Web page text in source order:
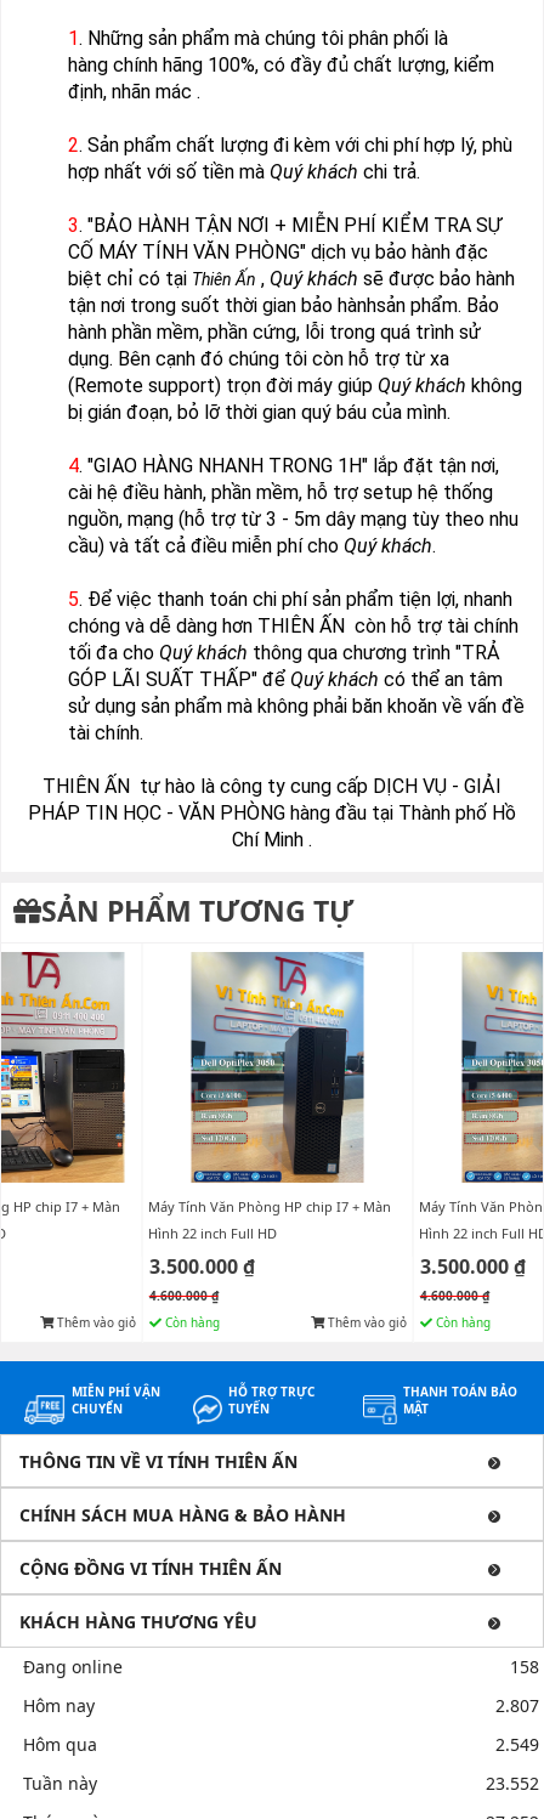
1. Những sản phẩm mà chúng tôi phân phối là
hàng chính hãng 100%, có đầy đủ chất lượng, kiểm
định, nhãn mác .
2. Sản phẩm chất lượng đi kèm với chi phí hợp lý, phù
hợp nhất với số tiền mà Quý khách chi trả.
3. "BẢO HÀNH TẬN NƠI + MIỄN PHÍ KIỂM TRA SỰ
CỐ MÁY TÍNH VĂN PHÒNG" dịch vụ bảo hành đặc
biệt chỉ có tại Thiên Ấn , Quý khách sẽ được bảo hành
tận nơi trong suốt thời gian bảo hànhsản phẩm. Bảo
hành phần mềm, phần cứng, lỗi trong quá trình sử
dụng. Bên cạnh đó chúng tôi còn hỗ trợ từ xa
(Remote support) trọn đời máy giúp Quý khách không
bị gián đoạn, bỏ lỡ thời gian quý báu của mình.
4. "GIAO HÀNG NHANH TRONG 1H" lắp đặt tận nơi,
cài hệ điều hành, phần mềm, hỗ trợ setup hệ thống
nguồn, mạng (hỗ trợ từ 3 - 5m dây mạng tùy theo nhu
cầu) và tất cả điều miễn phí cho Quý khách.
5. Để việc thanh toán chi phí sản phẩm tiện lợi, nhanh
chóng và dễ dàng hơn THIÊN ẤN còn hỗ trợ tài chính
tối đa cho Quý khách thông qua chương trình "TRẢ
GÓP LÃI SUẤT THẤP" để Quý khách có thể an tâm
sử dụng sản phẩm mà không phải băn khoăn về vấn đề
tài chính.
THIÊN ẤN tự hào là công ty cung cấp DỊCH VỤ - GIẢI
PHÁP TIN HỌC - VĂN PHÒNG hàng đầu tại Thành phố Hồ
Chí Minh .
SẢN PHẨM TƯƠNG TỰ
+ Màn
Thêm vào giỏ
Máy Tính Văn Phòng HP chip I7 + Màn
Hình 22 inch Full HD
3.500.000 ₫
4.600.000 ₫
Còn hàng
Thêm vào giỏ
Máy Tính Văn Phòng HP chip
Hình 22 inch Full
3.500.000 ₫
4.600.000 ₫
Còn hàng
MIỄN PHÍ VẬN
CHUYỂN
HỖ TRỢ TRỰC
TUYẾN
THANH TOÁN BẢO
MẬT
THÔNG TIN VỀ VI TÍNH THIÊN ẤN
CHÍNH SÁCH MUA HÀNG & BẢO HÀNH
CỘNG ĐỒNG VI TÍNH THIÊN ẤN
KHÁCH HÀNG THƯƠNG YÊU
Đang online
158
Hôm nay
2.807
Hôm qua
2.549
Tuần này
23.552